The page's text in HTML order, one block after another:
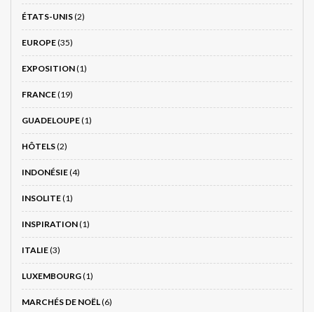
ÉTATS-UNIS(2)
EUROPE(35)
EXPOSITION(1)
FRANCE(19)
GUADELOUPE(1)
HÔTELS(2)
INDONÉSIE(4)
INSOLITE(1)
INSPIRATION(1)
ITALIE(3)
LUXEMBOURG(1)
MARCHÉS DE NOËL(6)